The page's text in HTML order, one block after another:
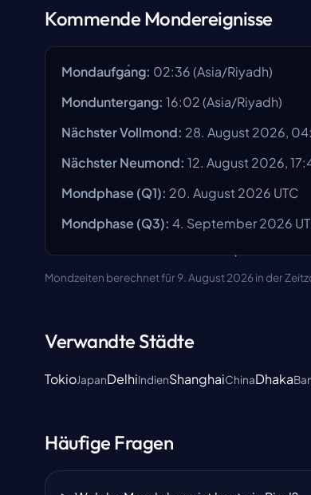
Kommende Mondereignisse
Mondaufgang: 02:36(Asia/Riyadh)
Monduntergang: 16:02(Asia/Riyadh)
Nächster Vollmond: 28. August 2026,
Nächster Neumond: 12. August 2026,
Mondphase (Q1): 20. August 2026 UTC
Mondphase (Q3): 4. September 2026
Mondzeiten berechnet für 9. August 2026 in der
Verwandte Städte
TokioJapanDelhiIndienShanghaiChinaDhaka
Häufige Fragen